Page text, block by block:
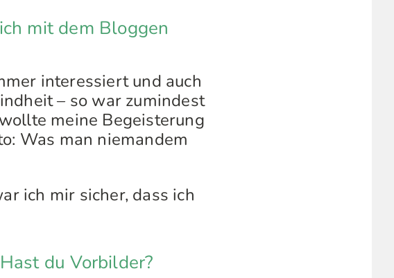
mit dem Bloggen
interessiert und auch
– so war zumindest
meine Begeisterung
Was man niemandem
ich mir sicher, dass ich
du Vorbilder?